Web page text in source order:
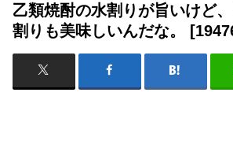
乙類焼酎の水割りが旨いけど
割りも美味しいんだな。